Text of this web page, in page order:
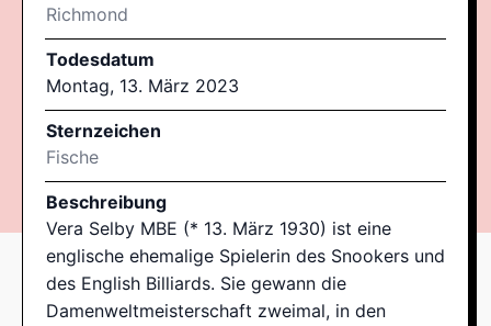
Richmond
Todesdatum
Montag, 13. März 2023
Sternzeichen
Fische
Beschreibung
Vera Selby MBE (* 13. März 1930) ist eine
englische ehemalige Spielerin des Snookers und
des English Billiards. Sie gewann die
Damenweltmeisterschaft zweimal, in den